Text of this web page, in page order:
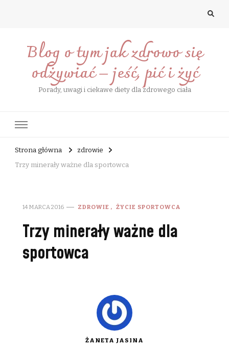
Blog o tym jak zdrowo się
odżywiać – jeść, pić i żyć
Porady, uwagi i ciekawe diety dla zdrowego ciała
Strona główna
zdrowie
Trzy minerały ważne dla sportowca
14 MARCA 2016 ZDROWIE ŻYCIE SPORTOWCA
Trzy minerały ważne dla
sportowca
ŻANETA JASINA